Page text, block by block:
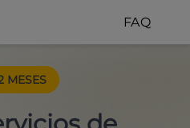
FAQ
MESES